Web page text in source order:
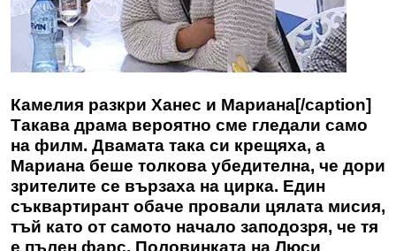
Камелия разкри Ханес и Мариана[/caption]
Такава драма вероятно сме гледали само
на филм. Двамата така си крещяха, а
Мариана беше толкова убедителна, че дори
зрителите се вързаха на цирка. Един
съквартирант обаче провали цялата мисия,
тъй като от самото начало заподозря, че тя
е пълен фарс. Половинката на Люси